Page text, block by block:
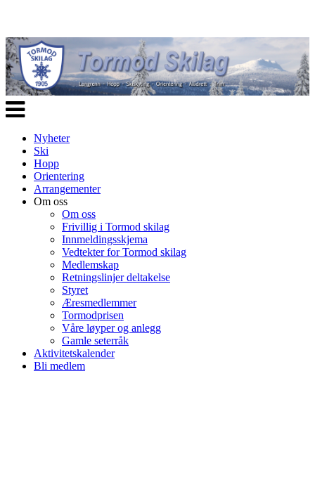
Veksle
navigasjon
Nyheter
Ski
Hopp
Orientering
Arrangementer
Om oss
Om oss
Frivillig i Tormod skilag
Innmeldingsskjema
Vedtekter for Tormod skilag
Medlemskap
Retningslinjer deltakelse
Styret
Æresmedlemmer
Tormodprisen
Våre løyper og anlegg
Gamle seterråk
Aktivitetskalender
Bli medlem